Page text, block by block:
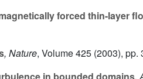
forced thin-layer
, Nature, Volume 425 (2003), pp.